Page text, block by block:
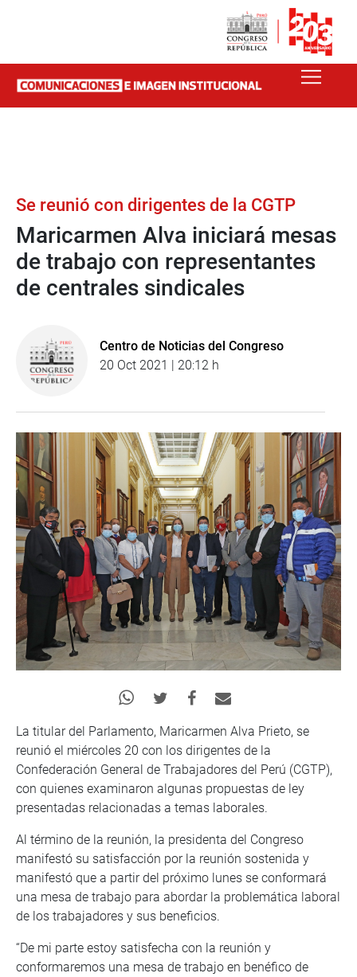
Se reunió con dirigentes de la CGTP
Maricarmen Alva iniciará mesas
de trabajo con representantes
de centrales sindicales
Centro de Noticias del Congreso
20 Oct 2021 | 20:12 h
La titular del Parlamento, Maricarmen Alva Prieto, se
reunió el miércoles 20 con los dirigentes de la
Confederación General de Trabajadores del Perú (CGTP),
con quienes examinaron algunas propuestas de ley
presentadas relacionadas a temas laborales.
Al término de la reunión, la presidenta del Congreso
manifestó su satisfacción por la reunión sostenida y
manifestó que a partir del próximo lunes se conformará
una mesa de trabajo para abordar la problemática laboral
de los trabajadores y sus beneficios.
“De mi parte estoy satisfecha con la reunión y
conformaremos una mesa de trabajo en benéfico de